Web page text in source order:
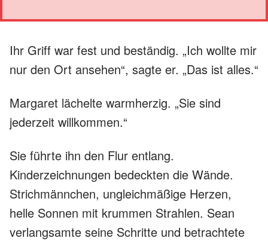
Ihr Griff war fest und beständig. „Ich wollte mir
nur den Ort ansehen“, sagte er. „Das ist alles.“
Margaret lächelte warmherzig. „Sie sind
jederzeit willkommen.“
Sie führte ihn den Flur entlang.
Kinderzeichnungen bedeckten die Wände.
Strichmännchen, ungleichmäßige Herzen,
helle Sonnen mit krummen Strahlen. Sean
verlangsamte seine Schritte und betrachtete